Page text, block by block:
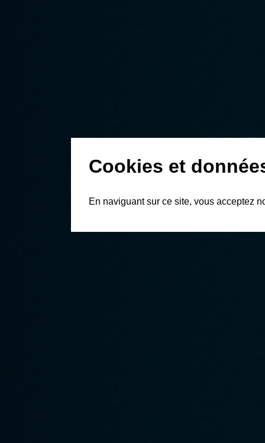
Cookies et
En naviguant sur ce site, vous acceptez